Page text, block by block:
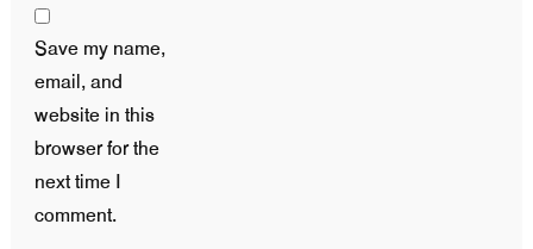
Save my name,
email, and
website in this
browser for the
next time I
comment.